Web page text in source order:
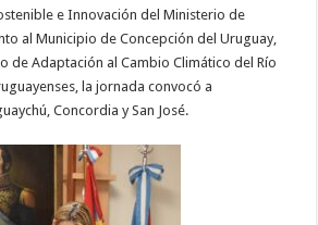
e Innovación del Ministerio de
al Municipio de Concepción del Uruguay,
de Adaptación al Cambio Climático del Río
la jornada convocó a
Concordia y San José.